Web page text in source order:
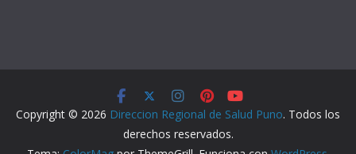
Copyright © 2026 Direccion Regional de Salud Puno. Todos los
derechos reservados.